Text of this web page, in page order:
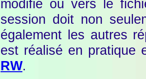
modifié ou vers le
session doit non
également les autres
est réalisé en pratique
RW.